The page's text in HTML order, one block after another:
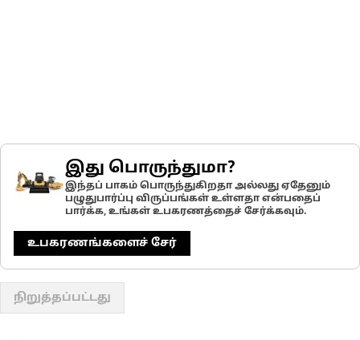
இது பொருந்துமா?
இந்தப் பாகம் பொருந்துகிறதா அல்லது ஏதேனும்
பழுதுபார்ப்பு விருப்பங்கள் உள்ளதா என்பதைப்
பார்க்க, உங்கள் உபகரணத்தைச் சேர்க்கவும்.
உபகரணங்களைச் சேர்
நிறுத்தப்பட்டது